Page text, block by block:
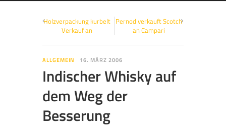
Holzverpackung kurbelt
Verkauf an
Pernod verkauft Scotch
an Campari
ALLGEMEIN 16. MÄRZ 2006
Indischer Whisky auf
dem Weg der
Besserung